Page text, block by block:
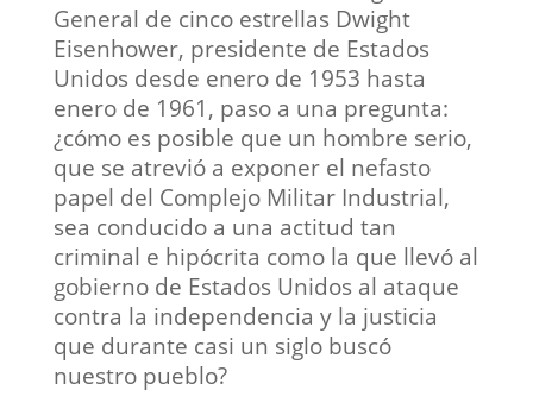
General de cinco estrellas Dwight
Eisenhower, presidente de Estados
Unidos desde enero de 1953 hasta
enero de 1961, paso a una pregunta:
¿cómo es posible que un hombre serio,
que se atrevió a exponer el nefasto
papel del Complejo Militar Industrial,
sea conducido a una actitud tan
criminal e hipócrita como la que llevó al
gobierno de Estados Unidos al ataque
contra la independencia y la justicia
que durante casi un siglo buscó
nuestro pueblo?